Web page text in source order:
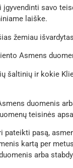
savo
laiške.
žemiau
Asmens
šaltinių ir kokie
duomenis
teisinės
pateikti pasą,
kartą per
arba